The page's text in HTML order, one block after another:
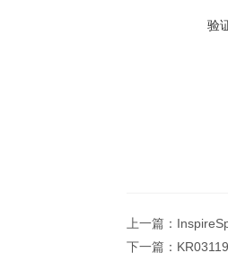
验
上一篇：
下一篇：